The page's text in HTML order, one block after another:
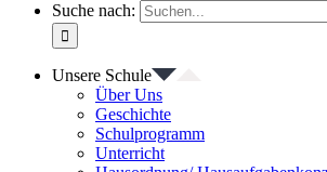
Suche nach:
Unsere Schule
Über Uns
Geschichte
Schulprogramm
Unterricht